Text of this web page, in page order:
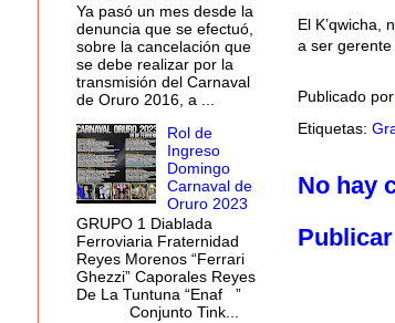
El K’qwicha,
a ser gerente
Publicado por
Etiquetas:
No hay
Ya pasó un mes desde la
denuncia que se efectuó,
sobre la cancelación que
se debe realizar por la
transmisión del Carnaval
de Oruro 2016, a ...
Rol de
Ingreso
Domingo
Carnaval de
Oruro 2023
GRUPO 1 Diablada
Ferroviaria Fraternidad
Reyes Morenos “Ferrari
Ghezzi” Caporales Reyes
De La Tuntuna “Enaf ”
Conjunto Tink...